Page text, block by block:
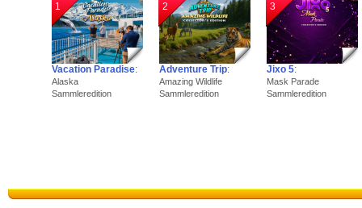
1
Vacation Paradise:
Alaska
Sammleredition
2
Adventure Trip:
Amazing Wildlife
Sammleredition
3
Jixo 5:
Mask Parade
Sammleredition